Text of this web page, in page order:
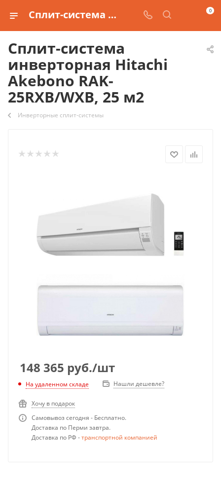
Сплит-система инверторная Hitachi Akebono RAK-25RXB/WXB, 25 м2 купить 0
Сплит-система
инверторная Hitachi
Akebono RAK-
25RXB/WXB, 25 м2
Инверторные сплит-системы
148 365 руб./шт
На удаленном складе Нашли дешевле?
Хочу в подарок
Самовывоз сегодня - Бесплатно.
Доставка по Перми завтра.
Доставка по РФ -транспортной компанией